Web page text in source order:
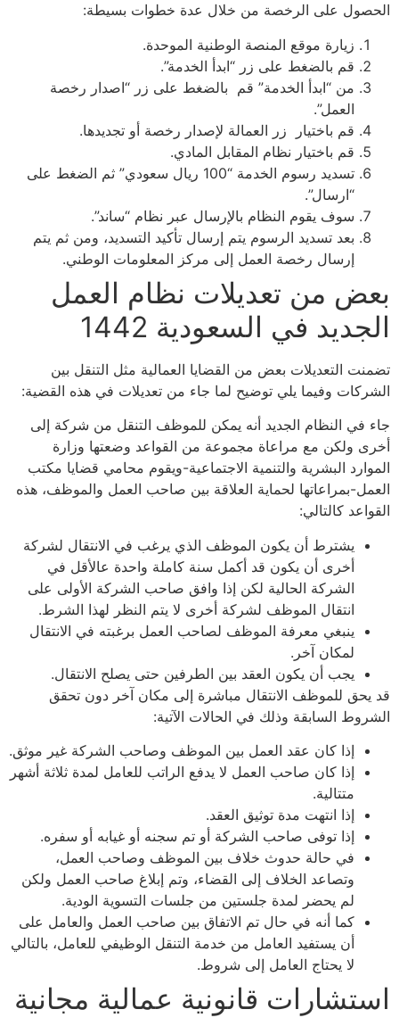
على الرخصة من خلال عدة خطوات بسيطة:
زيارة موقع المنصة الوطنية الموحدة.
قم بالضغط على زر “ابدأ الخدمة”.
من “ابدأ الخدمة” قم بالضغط على زر “اصدار رخصة
العمل”.
قم باختيار زر العمالة لإصدار رخصة أو تجديدها.
قم باختيار نظام المقابل المادي.
تسديد رسوم الخدمة “100 ريال سعودي” ثم الضغط على
“ارسال”.
سوف يقوم النظام بالإرسال عبر نظام “ساند”.
بعد تسديد الرسوم يتم إرسال تأكيد التسديد، ومن ثم يتم
إرسال رخصة العمل إلى مركز المعلومات الوطني.
من تعديلات نظام العمل
في السعودية 1442
التعديلات بعض من القضايا العمالية مثل التنقل بين
وفيما يلي توضيح لما جاء من تعديلات في هذه القضية:
في النظام الجديد أنه يمكن للموظف التنقل من شركة إلى
ولكن مع مراعاة مجموعة من القواعد وضعتها وزارة
البشرية والتنمية الاجتماعية-ويقوم محامي قضايا مكتب
بمراعاتها لحماية العلاقة بين صاحب العمل والموظف، هذه
كالتالي:
يشترط أن يكون الموظف الذي يرغب في الانتقال لشركة
أخرى أن يكون قد أكمل سنة كاملة واحدة عالأقل في
الشركة الحالية لكن إذا وافق صاحب الشركة الأولى على
انتقال الموظف لشركة أخرى لا يتم النظر لهذا الشرط.
ينبغي معرفة الموظف لصاحب العمل برغبته في الانتقال
لمكان آخر.
يجب أن يكون العقد بين الطرفين حتى يصلح الانتقال.
للموظف الانتقال مباشرة إلى مكان آخر دون تحقق
السابقة وذلك في الحالات الآتية:
إذا كان عقد العمل بين الموظف وصاحب الشركة غير موثق.
إذا كان صاحب العمل لا يدفع الراتب للعامل لمدة ثلاثة أشهر
متتالية.
إذا انتهت مدة توثيق العقد.
إذا توفى صاحب الشركة أو تم سجنه أو غيابه أو سفره.
في حالة حدوث خلاف بين الموظف وصاحب العمل،
وتصاعد الخلاف إلى القضاء، وتم إبلاغ صاحب العمل ولكن
لم يحضر لمدة جلستين من جلسات التسوية الودية.
كما أنه في حال تم الاتفاق بين صاحب العمل والعامل على
أن يستفيد العامل من خدمة التنقل الوظيفي للعامل، بالتالي
لا يحتاج العامل إلى شروط.
قانونية عمالية مجانية